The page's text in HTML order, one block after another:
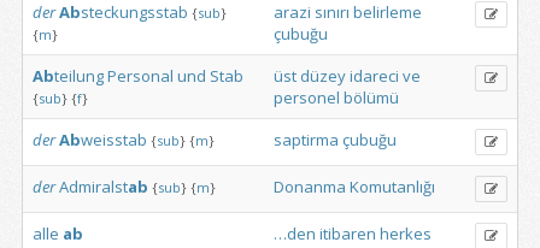
derAbsteckungsstab {sub}
{m}
arazi sınırı belirleme
çubuğu
AbteilungPersonal und Stab
{sub} {f}
üst düzeyidareci ve
personel bölümü
derAbweisstab {sub} {m} saptirma çubuğu
derAdmiralstab {sub} {m} Donanma Komutanlığı
alle ab …den itibaren herkes